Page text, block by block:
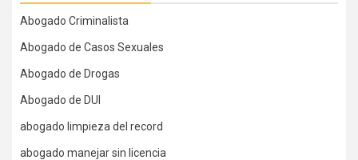
Abogado Criminalista
Abogado de Casos Sexuales
Abogado de Drogas
Abogado de DUI
abogado limpieza del record
abogado manejar sin licencia